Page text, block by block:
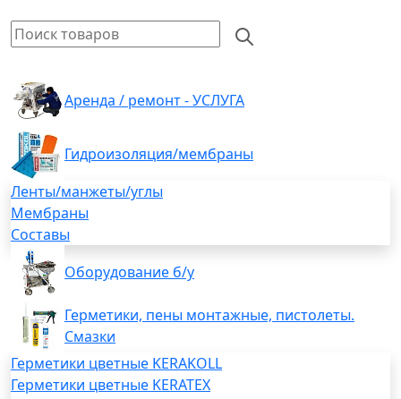
Аренда / ремонт - УСЛУГА
Гидроизоляция/мембраны
Ленты/манжеты/углы
Мембраны
Составы
Оборудование б/у
Герметики, пены монтажные, пистолеты.
Смазки
Герметики цветные KERAKOLL
Герметики цветные KERATEX